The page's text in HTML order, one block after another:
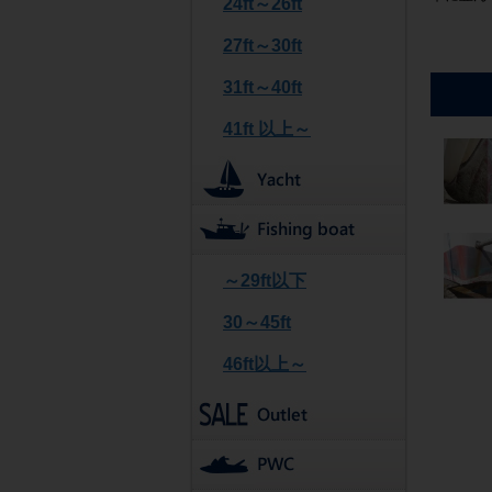
27ft～30ft
31ft～40ft
41ft 以上～
～29ft以下
30～45ft
46ft以上～